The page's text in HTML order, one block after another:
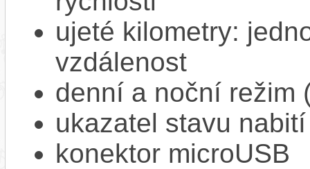
ujeté kilometry:
vzdálenost
denní a noční režim
ukazatel stavu
konektor microUSB